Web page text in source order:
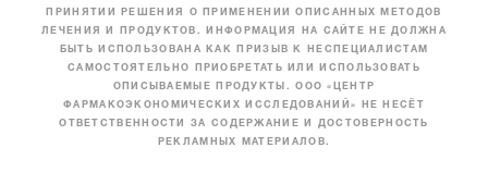
ПРИНЯТИИ РЕШЕНИЯ О ПРИМЕНЕНИИ ОПИСАННЫХ МЕТОДОВ
ЛЕЧЕНИЯ И ПРОДУКТОВ. ИНФОРМАЦИЯ НА САЙТЕ НЕ ДОЛЖНА
БЫТЬ ИСПОЛЬЗОВАНА КАК ПРИЗЫВ К НЕСПЕЦИАЛИСТАМ
САМОСТОЯТЕЛЬНО ПРИОБРЕТАТЬ ИЛИ ИСПОЛЬЗОВАТЬ
ОПИСЫВАЕМЫЕ ПРОДУКТЫ. ООО «ЦЕНТР
ФАРМАКОЭКОНОМИЧЕСКИХ ИССЛЕДОВАНИЙ» НЕ НЕСЁТ
ОТВЕТСТВЕННОСТИ ЗА СОДЕРЖАНИЕ И ДОСТОВЕРНОСТЬ
РЕКЛАМНЫХ МАТЕРИАЛОВ.